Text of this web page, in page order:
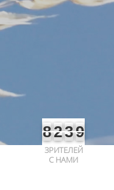
8239
ЗРИТЕЛЕЙ
С НАМИ